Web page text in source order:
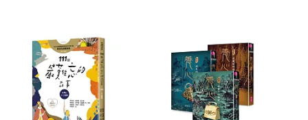
陳郁如（Andrea Wang）(1)
陳郁如（Yuju Chen）(1)